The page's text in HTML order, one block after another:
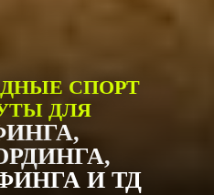
СПОРТ
ДЛЯ
И ТД